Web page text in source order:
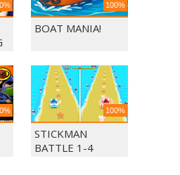
100%
BOAT MANIA!
100%
STICKMAN
BATTLE 1-4